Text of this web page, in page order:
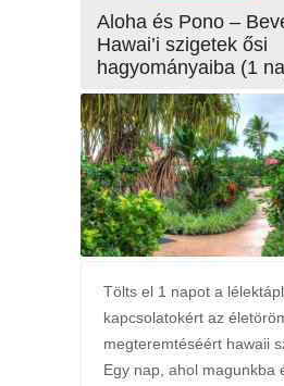
Aloha és Pono –
Hawai’i szigetek ősi
hagyományaiba (1
Tölts el 1 napot a
kapcsolatokért az
megteremtéséért hawaii
Egy nap, ahol magunkba